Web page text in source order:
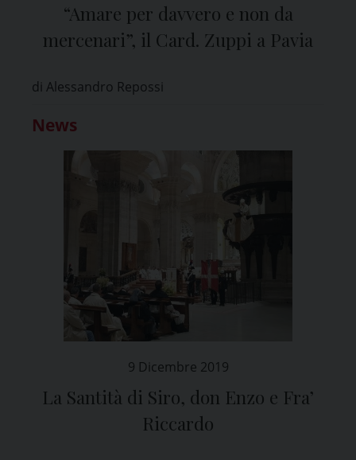
“Amare per davvero e non da
mercenari”, il Card. Zuppi a Pavia
di Alessandro Repossi
News
9 Dicembre 2019
La Santità di Siro, don Enzo e Fra’
Riccardo